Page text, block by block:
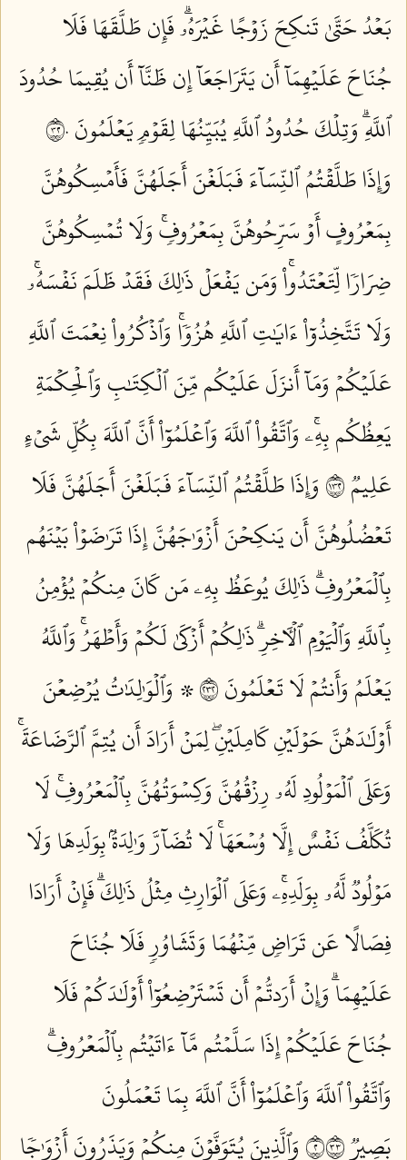
بَعۡدُ حَتَّىٰ تَنكِحَ زَوۡجًا غَيۡرَهُۥۗ فَإِن طَلَّقَهَا فَلَا
جُنَاحَ عَلَيۡهِمَآ أَن يَتَرَاجَعَآ إِن ظَنَّآ أَن يُقِيمَا حُدُودَ
ٱللَّهِۗ وَتِلۡكَ حُدُودُ ٱللَّهِ يُبَيِّنُهَا لِقَوۡمٖ يَعۡلَمُونَ ٢٣٠
وَإِذَا طَلَّقۡتُمُ ٱلنِّسَآءَ فَبَلَغۡنَ أَجَلَهُنَّ فَأَمۡسِكُوهُنَّ
بِمَعۡرُوفٍ أَوۡ سَرِّحُوهُنَّ بِمَعۡرُوفٖۚ وَلَا تُمۡسِكُوهُنَّ
ضِرَارٗا لِّتَعۡتَدُواْۚ وَمَن يَفۡعَلۡ ذَٰلِكَ فَقَدۡ ظَلَمَ نَفۡسَهُۥۚ
وَلَا تَتَّخِذُوٓاْ ءَايَٰتِ ٱللَّهِ هُزُوٗاۚ وَٱذۡكُرُواْ نِعۡمَتَ ٱللَّهِ
عَلَيۡكُمۡ وَمَآ أَنزَلَ عَلَيۡكُم مِّنَ ٱلۡكِتَٰبِ وَٱلۡحِكۡمَةِ
يَعِظُكُم بِهِۦۚ وَٱتَّقُواْ ٱللَّهَ وَٱعۡلَمُوٓاْ أَنَّ ٱللَّهَ بِكُلِّ شَيۡءٍ
عَلِيمٞ ٢٣١
وَإِذَا طَلَّقۡتُمُ ٱلنِّسَآءَ فَبَلَغۡنَ أَجَلَهُنَّ فَلَا
تَعۡضُلُوهُنَّ أَن يَنكِحۡنَ أَزۡوَٰجَهُنَّ إِذَا تَرَٰضَوۡاْ بَيۡنَهُم
بِٱلۡمَعۡرُوفِۗ ذَٰلِكَ يُوعَظُ بِهِۦ مَن كَانَ مِنكُمۡ يُؤۡمِنُ
بِٱللَّهِ وَٱلۡيَوۡمِ ٱلۡأٓخِرِۗ ذَٰلِكُمۡ أَزۡكَىٰ لَكُمۡ وَأَطۡهَرُۚ وَٱللَّهُ
يَعۡلَمُ وَأَنتُمۡ لَا تَعۡلَمُونَ ٢٣٢
۞ وَٱلۡوَٰلِدَٰتُ يُرۡضِعۡنَ
أَوۡلَٰدَهُنَّ حَوۡلَيۡنِ كَامِلَيۡنِۖ لِمَنۡ أَرَادَ أَن يُتِمَّ ٱلرَّضَاعَةَۚ
وَعَلَى ٱلۡمَوۡلُودِ لَهُۥ رِزۡقُهُنَّ وَكِسۡوَتُهُنَّ بِٱلۡمَعۡرُوفِۚ لَا
تُكَلَّفُ نَفۡسٌ إِلَّا وُسۡعَهَاۚ لَا تُضَآرَّ وَٰلِدَةُۢ بِوَلَدِهَا وَلَا
مَوۡلُودٞ لَّهُۥ بِوَلَدِهِۦۚ وَعَلَى ٱلۡوَارِثِ مِثۡلُ ذَٰلِكَۗ فَإِنۡ أَرَادَا
فِصَالًا عَن تَرَاضٖ مِّنۡهُمَا وَتَشَاوُرٖ فَلَا جُنَاحَ
عَلَيۡهِمَاۗ وَإِنۡ أَرَدتُّمۡ أَن تَسۡتَرۡضِعُوٓاْ أَوۡلَٰدَكُمۡ فَلَا
جُنَاحَ عَلَيۡكُمۡ إِذَا سَلَّمۡتُم مَّآ ءَاتَيۡتُم بِٱلۡمَعۡرُوفِۗ
وَٱتَّقُواْ ٱللَّهَ وَٱعۡلَمُوٓاْ أَنَّ ٱللَّهَ بِمَا تَعۡمَلُونَ
بَصِيرٞ ٢٣٣
وَٱلَّذِينَ يُتَوَفَّوۡنَ مِنكُمۡ وَيَذَرُونَ أَزۡوَٰجٗا